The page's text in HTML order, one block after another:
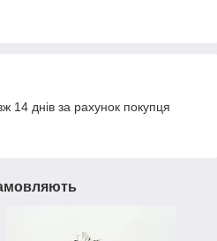
14 днів за рахунок покупця